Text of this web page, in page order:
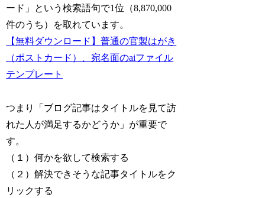
ード」という検索語句で1位（8,870,000
件のうち）を取れています。
【無料ダウンロード】普通の官製はがき
（ポストカード）、宛名面のaiファイル
テンプレート
つまり「ブログ記事はタイトルを見て訪
れた人が満足するかどうか」が重要で
す。
（１）何かを欲して検索する
（２）解決できそうな記事タイトルをク
リックする